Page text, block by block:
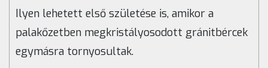
Ilyen lehetett első születése is, amikor a
palakőzetben megkristályosodott gránitbércek
egymásra tornyosultak.